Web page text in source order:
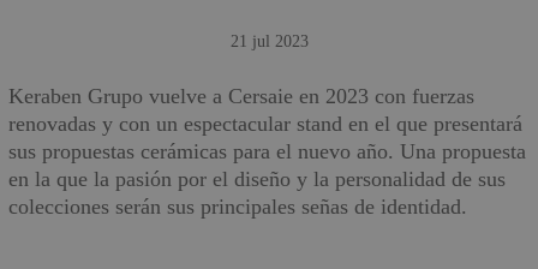
21 jul 2023
Keraben Grupo vuelve a Cersaie en 2023 con fuerzas
renovadas y con un espectacular stand en el que presentará
sus propuestas cerámicas para el nuevo año. Una propuesta
en la que la pasión por el diseño y la personalidad de sus
colecciones serán sus principales señas de identidad.